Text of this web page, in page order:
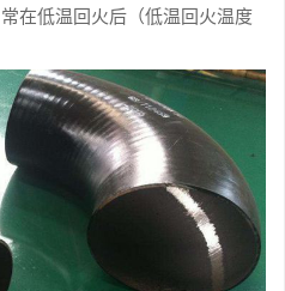
在低温回火后（低温回火温度